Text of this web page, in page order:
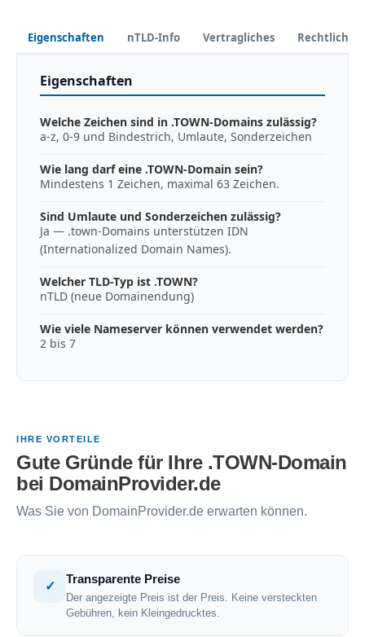
Eigenschaften nTLD-Info Vertragliches Rechtliches
Eigenschaften
Welche Zeichen sind in .TOWN-Domains zulässig?
a-z, 0-9 und Bindestrich, Umlaute, Sonderzeichen
Wie lang darf eine .TOWN-Domain sein?
Mindestens 1 Zeichen, maximal 63 Zeichen.
Sind Umlaute und Sonderzeichen zulässig?
Ja — .town-Domains unterstützen IDN
(Internationalized Domain Names).
Welcher TLD-Typ ist .TOWN?
nTLD (neue Domainendung)
Wie viele Nameserver können verwendet werden?
2 bis 7
IHRE VORTEILE
Gute Gründe für Ihre .TOWN-Domain
bei DomainProvider.de
Was Sie von DomainProvider.de erwarten können.
✓
Transparente Preise
Der angezeigte Preis ist der Preis. Keine versteckten
Gebühren, kein Kleingedrucktes.